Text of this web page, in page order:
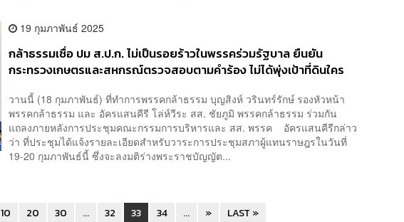
19 กุมภาพันธ์ 2025
กล้าธรรมเชื่อ ปม ส.ป.ก. ไม่เป็นรอยร้าวในพรรคร่วมรัฐบาล ยืนยัน
กระทรวงเกษตรและสหกรณ์ตรวจสอบตามคำร้อง ไม่ได้พุ่งเป้าที่ดินใคร
วานนี้ (18 กุมภาพันธ์) ที่ทำการพรรคกล้าธรรม บุญสิงห์ วรินทร์รักษ์ รองหัวหน้า
พรรคกล้าธรรม และ อัครแสนคีรี โล่ห์วีระ สส. ชัยภูมิ พรรคกล้าธรรม ร่วมกัน
แถลงภายหลังการประชุมคณะกรรมการบริหารและ สส. พรรค อัครแสนคีรีกล่าว
ว่า ที่ประชุมได้แจ้งรายละเอียดสำหรับวาระการประชุมสภาผู้แทนราษฎรในวันที่
19-20 กุมภาพันธ์นี้ ซึ่งจะลงมติร่างพระราชบัญญัต...
10 20 30 ... 32 33 34 ... » LAST »